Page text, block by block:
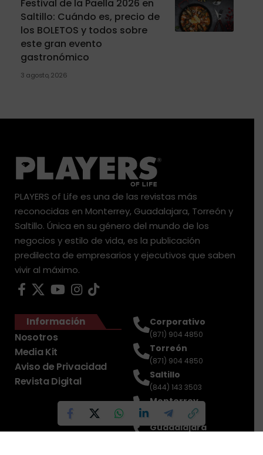
Festival de la Paella 2026 en
Saltillo: Cuándo es, precio de
los BOLETOS y todos sobre
este gran evento
gastronómico
3 agosto, 2026
PLAYERS of Life es una de las revistas más
reconocidas en Monterrey, Guadalajara, Torreón y
Saltillo. Única en su género del mundo de los
negocios y estilo de vida, es la publicación
predilecta de empresarios y ejecutivos que saben
vivir al máximo.
Información
Nosotros
Media Kit
Aviso de Privacidad
Revista Digital
Corporativo
(871) 904 4850
Torreón
(871) 904 4850
Saltillo
(844) 143 3503
Monterrey
(81) 2188 0412
Guadalajara